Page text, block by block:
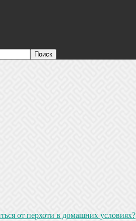
от перхоти в домашних условиях?